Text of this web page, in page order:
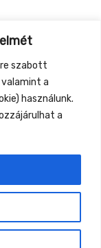
szabott
a
használunk.
a
27-30.,